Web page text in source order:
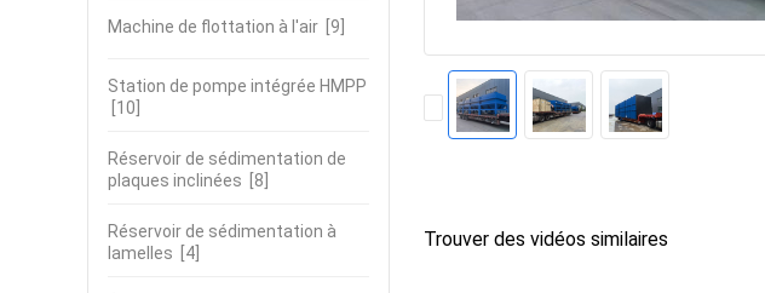
Machine de flottation à l'air [9]
Station de pompe intégrée HMPP
[10]
Réservoir de sédimentation de
plaques inclinées [8]
Réservoir de sédimentation à
lamelles [4]
Trouver des vidéos similaires